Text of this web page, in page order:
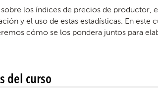
los índices de precios de productor,
y el uso de estas estadísticas. En
cómo se los pondera juntos para
del curso